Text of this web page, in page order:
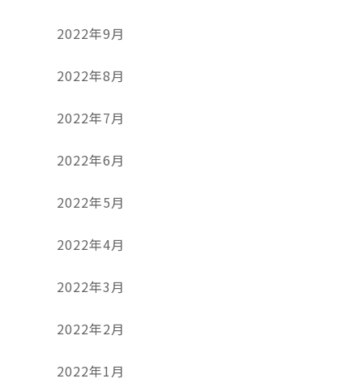
2022年9月
2022年8月
2022年7月
2022年6月
2022年5月
2022年4月
2022年3月
2022年2月
2022年1月